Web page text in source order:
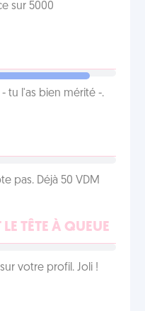
sur 5000
tu l'as bien mérité -.
pas. Déjà 50 VDM
TÊTE À QUEUE
votre profil. Joli !